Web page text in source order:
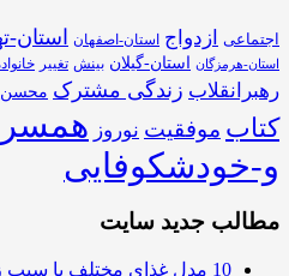
اجتماعی ازدواج استان-اصفهان استان-
استان-هرمزگان استان-گیلان بینش تغییر
رهبرانقلاب زندگی مشترک محسن
کتاب موفقیت نوروز
و-خودشکوفایی
مطالب جدید سایت
10 مدل غذای مختلف با سیب زمینی